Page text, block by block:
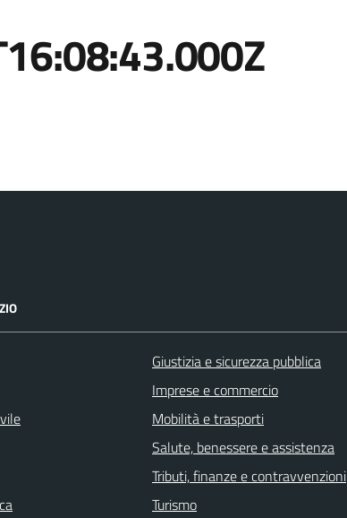
Giustizia e sicurezza pubblica
Imprese e commercio
Mobilità e trasporti
Salute, benessere e assistenza
Tributi, finanze e contravvenzioni
Turismo